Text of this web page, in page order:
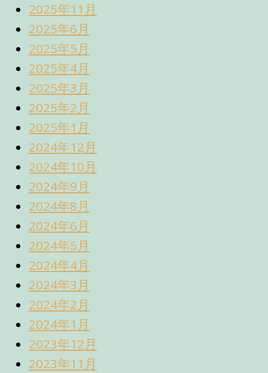
2025年11月
2025年6月
2025年5月
2025年4月
2025年3月
2025年2月
2025年1月
2024年12月
2024年10月
2024年9月
2024年8月
2024年6月
2024年5月
2024年4月
2024年3月
2024年2月
2024年1月
2023年12月
2023年11月